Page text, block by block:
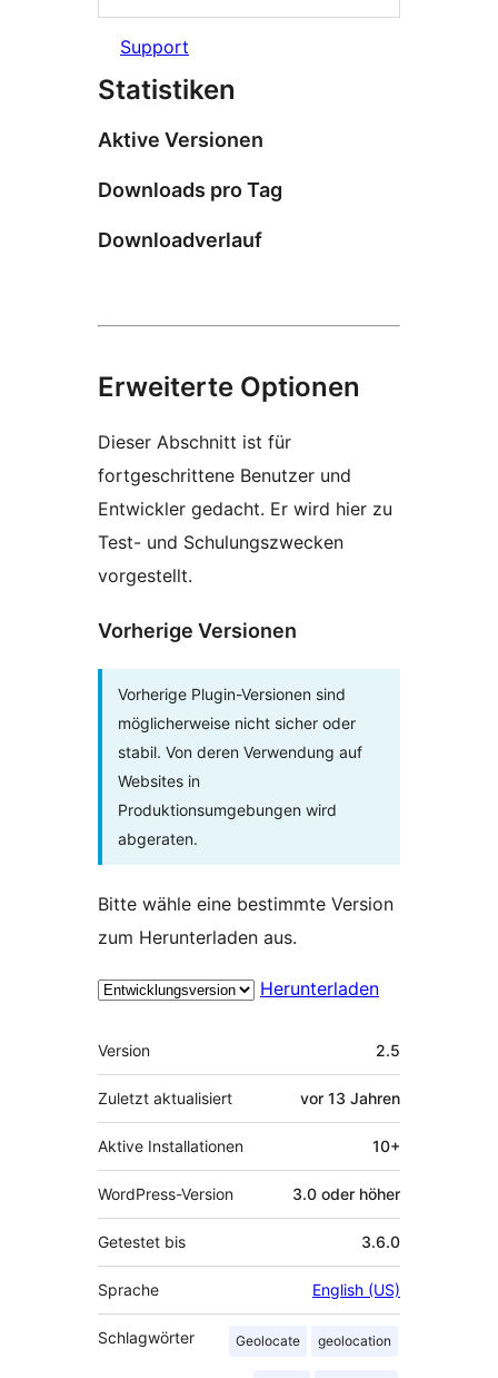
Support
Statistiken
Aktive Versionen
Downloads pro Tag
Downloadverlauf
Erweiterte Optionen
Dieser Abschnitt ist für
fortgeschrittene Benutzer und
Entwickler gedacht. Er wird hier zu
Test- und Schulungszwecken
vorgestellt.
Vorherige Versionen
Vorherige Plugin-Versionen sind
möglicherweise nicht sicher oder
stabil. Von deren Verwendung auf
Websites in
Produktionsumgebungen wird
abgeraten.
Bitte wähle eine bestimmte Version
zum Herunterladen aus.
Herunterladen
Meta
Version 2.5
Zuletzt aktualisiert vor 13 Jahren
Aktive Installationen 10+
WordPress-Version 3.0 oder höher
Getestet bis 3.6.0
Sprache English (US)
Schlagwörter Geolocate geolocation